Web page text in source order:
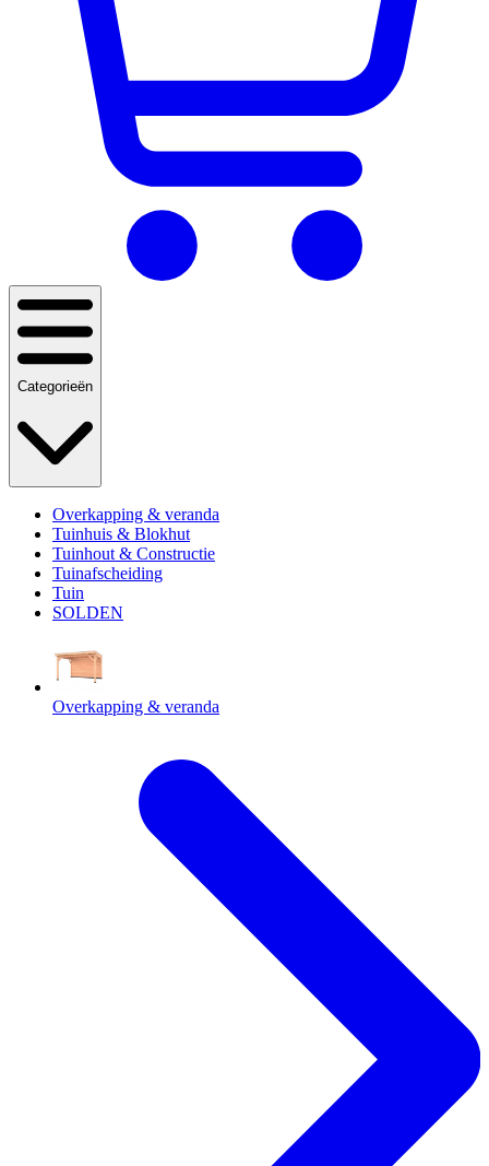
Categorieën
Overkapping & veranda
Tuinhuis & Blokhut
Tuinhout & Constructie
Tuinafscheiding
Tuin
SOLDEN
Overkapping & veranda